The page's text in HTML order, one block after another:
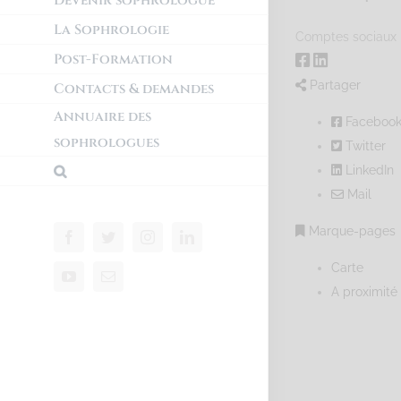
La Sophrologie
Post-Formation
Contacts & demandes
Annuaire des
sophrologues
Comptes sociaux
Partager
Facebook
Twitter
LinkedIn
Mail
Marque-pages
Carte
A proximité